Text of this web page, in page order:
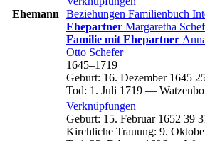
Ehemann
Beziehungen Familienbuch
Ehepartner Margaretha
Familie mit Ehepartner
Otto Schefer
1645–1719
Geburt: 16. Dezember 1645
Tod: 1. Juli 1719 —
Verknüpfungen
Geburt: 15. Februar 1652 39
Kirchliche Trauung: 9.